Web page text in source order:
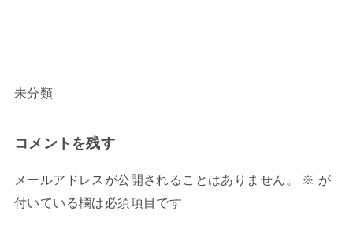
未分類
コメントを残す
メールアドレスが公開されることはありません。 ※ が
付いている欄は必須項目です